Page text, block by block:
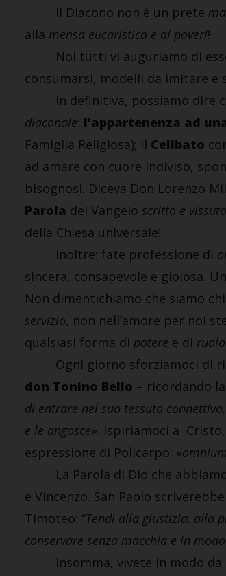
Il Diacono non è un prete
alla mensa eucaristica e ai poveri!
Noi tutti vi auguriamo di
consumarsi, modelli da imitare e
In definitiva, possiamo dire
diaconale: l’appartenenza ad
Famiglia Religiosa); il Celibato
ad amare con cuore indiviso,
bisognosi. Diceva Don Lorenzo
Parola del Vangelo scritto e vissuto
della Chiesa universale!
Inoltre: fate professione di
sincera, consapevole e gioiosa.
Non dimentichiamo che siamo
servizio, non nell’amore per noi
qualsiasi forma di potere e di ruolo
Ogni giorno sforziamoci di
don Tonino Bello – ricordando
di entrare nel suo tessuto
e le angosce». Ispiriamoci a Cristo
espressione di Policarpo: «
La Parola di Dio che abbiamo
e Vincenzo. San Paolo
Timoteo: “Tendi alla giustizia, alla
conservare senza macchia e in
Insomma, vivete in modo da